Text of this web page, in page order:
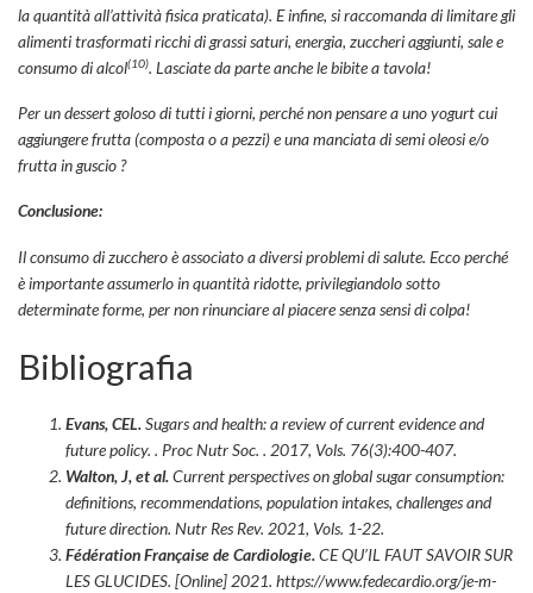
la quantità all’attività fisica praticata). E infine, si raccomanda di limitare gli
alimenti trasformati ricchi di grassi saturi, energia, zuccheri aggiunti, sale e
consumo di alcol(10). Lasciate da parte anche le bibite a tavola!
Per un dessert goloso di tutti i giorni, perché non pensare a uno yogurt cui
aggiungere frutta (composta o a pezzi) e una manciata di semi oleosi e/o
frutta in guscio ?
Conclusione:
Il consumo di zucchero è associato a diversi problemi di salute. Ecco perché
è importante assumerlo in quantità ridotte, privilegiandolo sotto
determinate forme, per non rinunciare al piacere senza sensi di colpa!
Bibliografia
Evans, CEL.Sugars and health: a review of current evidence and
future policy. . Proc Nutr Soc. . 2017, Vols. 76(3):400-407.
Walton, J, et al.Current perspectives on global sugar consumption:
definitions, recommendations, population intakes, challenges and
future direction. Nutr Res Rev. 2021, Vols. 1-22.
Fédération Française de Cardiologie.CE QU’IL FAUT SAVOIR SUR
LES GLUCIDES. [Online] 2021. https://www.fedecardio.org/je-m-